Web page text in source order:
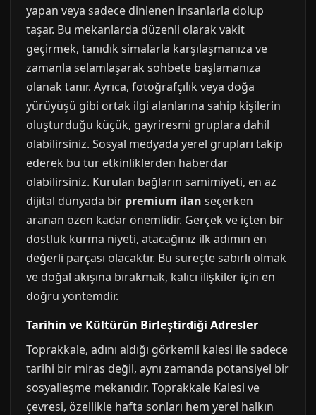
yapan veya sadece dinlenen insanlarla dolup
taşar. Bu mekanlarda düzenli olarak vakit
geçirmek, tanıdık simalarla karşılaşmanıza ve
zamanla selamlaşarak sohbete başlamanıza
olanak tanır. Ayrıca, fotoğrafçılık veya doğa
yürüyüşü gibi ortak ilgi alanlarına sahip kişilerin
oluşturduğu küçük, gayriresmi gruplara dahil
olabilirsiniz. Sosyal medyada yerel grupları takip
ederek bu tür etkinliklerden haberdar
olabilirsiniz. Kurulan bağların samimiyeti, en az
dijital dünyada bir premium ilan seçerken
aranan özen kadar önemlidir. Gerçek ve içten bir
dostluk kurma niyeti, atacağınız ilk adımın en
değerli parçası olacaktır. Bu süreçte sabırlı olmak
ve doğal akışına bırakmak, kalıcı ilişkiler için en
doğru yöntemdir.
Tarihin ve Kültürün Birleştirdiği Adresler
Toprakkale, adını aldığı görkemli kalesi ile sadece
tarihi bir miras değil, aynı zamanda potansiyel bir
sosyalleşme mekanıdır. Toprakkale Kalesi ve
çevresi, özellikle hafta sonları hem yerel halkın